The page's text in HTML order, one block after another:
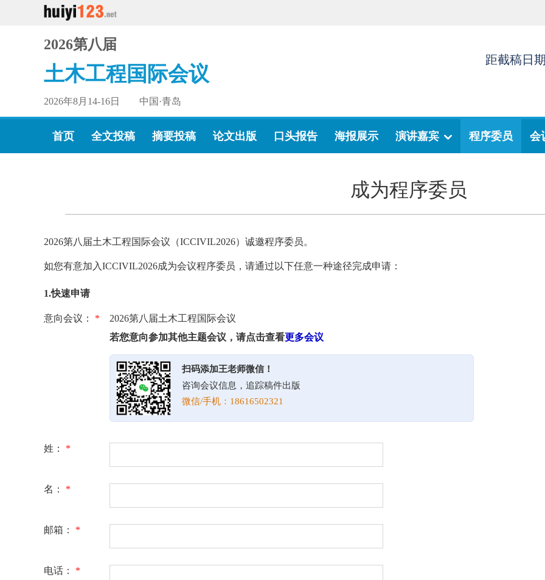
2026第八届
土木工程国际会议
2026年8月14-16日 中国·青岛
距截稿日
首页 全文投稿 摘要投稿 论文出版 口头报告 海报展示 演讲嘉宾 程序委员 会
成为程序委员
2026第八届土木工程国际会议（ICCIVIL2026）诚邀程序委员。
如您有意加入ICCIVIL2026成为会议程序委员，请通过以下任意一种途径完成申请：
1.快速申请
意向会议： *
2026第八届土木工程国际会议
若您意向参加其他主题会议，请点击查看更多会议
扫码添加王老师微信！
咨询会议信息，追踪稿件出版
微信/手机：18616502321
姓： *
名： *
邮箱： *
电话： *